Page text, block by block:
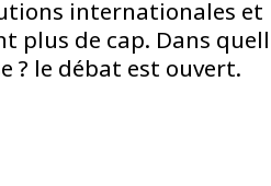
internationales et
plus de cap. Dans
? le débat est ouvert.